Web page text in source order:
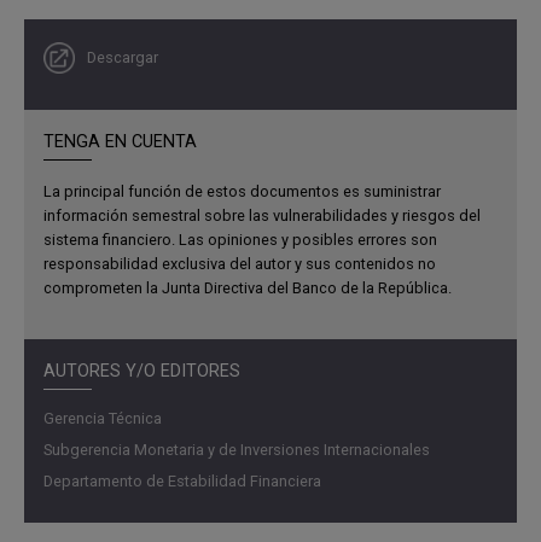
Descargar
TENGA EN CUENTA
La principal función de estos documentos es suministrar
información semestral sobre las vulnerabilidades y riesgos del
sistema financiero. Las opiniones y posibles errores son
responsabilidad exclusiva del autor y sus contenidos no
comprometen la Junta Directiva del Banco de la República.
AUTORES Y/O EDITORES
Gerencia Técnica
Subgerencia Monetaria y de Inversiones Internacionales
Departamento de Estabilidad Financiera
stablecoin
estabilización del USDT permitieron que este activo se
consolidara como la
eventos globales como la pandemia del covid-19
contribuyeron a su acelerado crecimiento desde inicios de
2020. Actualmente, el USDT y el USDC, ambas stablecoins
referenciadas en el USD y respaldadas por reservas en
en esa moneda (como letras del Tesoro estadounidense:
T-bills), representan cerca del 90 % de la capitalización de
mercado total de
USD 298,9 billones al cierre de septiembre de 2025.